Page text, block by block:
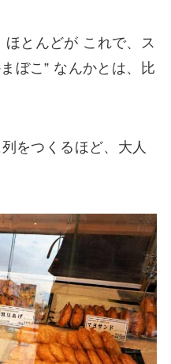
とんどが これで、ス
ぼこ” なんかとは、比
をつくるほど、大人